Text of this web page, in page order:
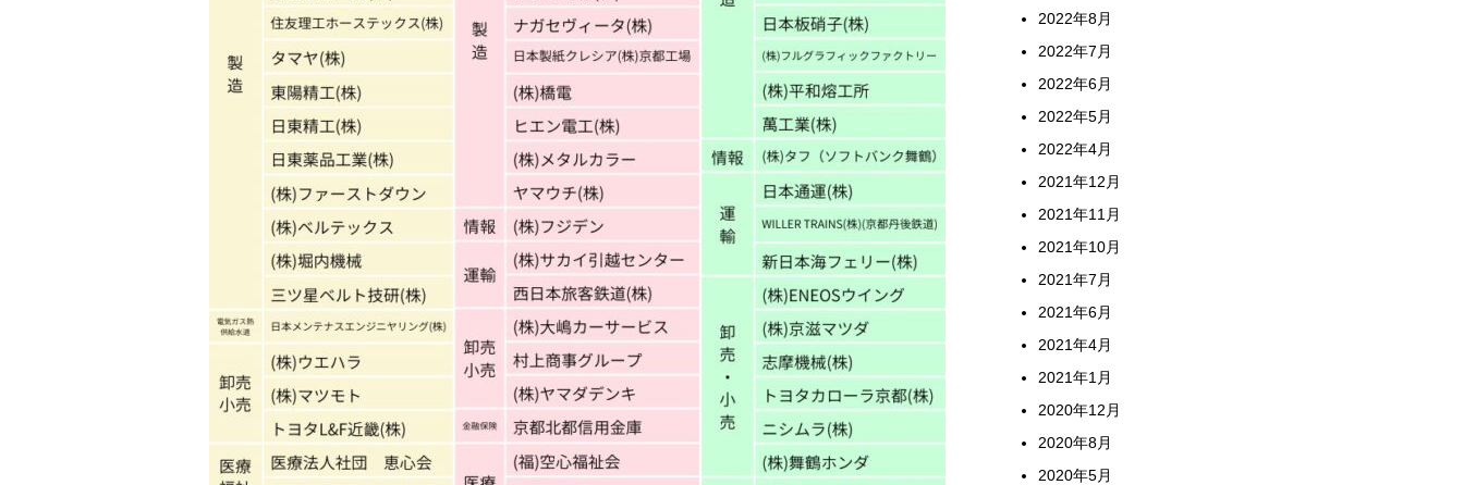
2022年8月
2022年7月
2022年6月
2022年5月
2022年4月
2021年12月
2021年11月
2021年10月
2021年7月
2021年6月
2021年4月
2021年1月
2020年12月
2020年8月
2020年5月